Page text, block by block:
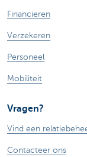
Financieren
Verzekeren
Personeel
Mobiliteit
Vragen?
Vind een
Contacteer ons